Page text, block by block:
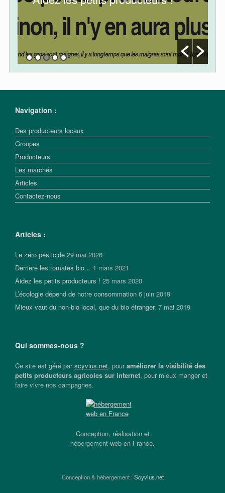
Navigation :
Des producteurs locaux
Groupes
Producteurs
Les marchés
Articles
Contactez-nous
Articles :
Le zéro pesticide 29 mai 2026
Derrière les tomates bio… 1 mars 2021
Aidez les petits producteurs ! 25 mars 2020
L’écologie dépend de notre consommation 6 juin 2019
Mieux vaut du non-bio local, que du bio étranger. 7 mai 2019
Qui sommes-nous ?
Ce site est géré parscyvius.net, pouraméliorer la visibilité des
petits producteurs agricoles sur internet, pour mieux manger et
faire vivre nos campagnes.
Conception, réalisation et
hébergement web en France.
Conception & hébergement :Scyvius.net